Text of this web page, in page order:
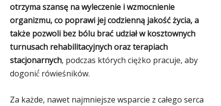
otrzyma szansę na wyleczenie i wzmocnienie
organizmu, co poprawi jej codzienną jakość życia, a
także pozwoli bez bólu brać udział w kosztownych
turnusach rehabilitacyjnych oraz terapiach
stacjonarnych, podczas których ciężko pracuje, aby
dogonić́ rówieśników.
Za każde, nawet najmniejsze wsparcie z całego serca